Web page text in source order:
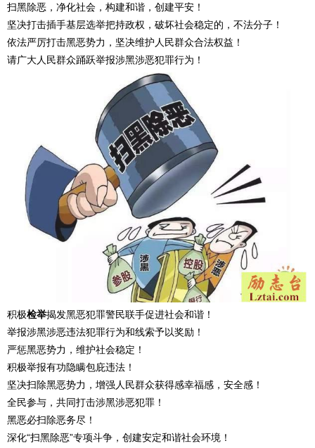
扫黑除恶，净化社会，构建和谐，创建平安！
坚决打击插手基层选举把持政权，破坏社会稳定的，不法分子！
依法严厉打击黑恶势力，坚决维护人民群众合法权益！
请广大人民群众踊跃举报涉黑涉恶犯罪行为！
积极检举揭发黑恶犯罪警民联手促进社会和谐！
举报涉黑涉恶违法犯罪行为和线索予以奖励！
严惩黑恶势力，维护社会稳定！
积极举报有功隐瞒包庇违法！
坚决扫除黑恶势力，增强人民群众获得感幸福感，安全感！
全民参与，共同打击涉黑涉恶犯罪！
黑恶必扫除恶务尽！
深化“扫黑除恶”专项斗争，创建安定和谐社会环境！